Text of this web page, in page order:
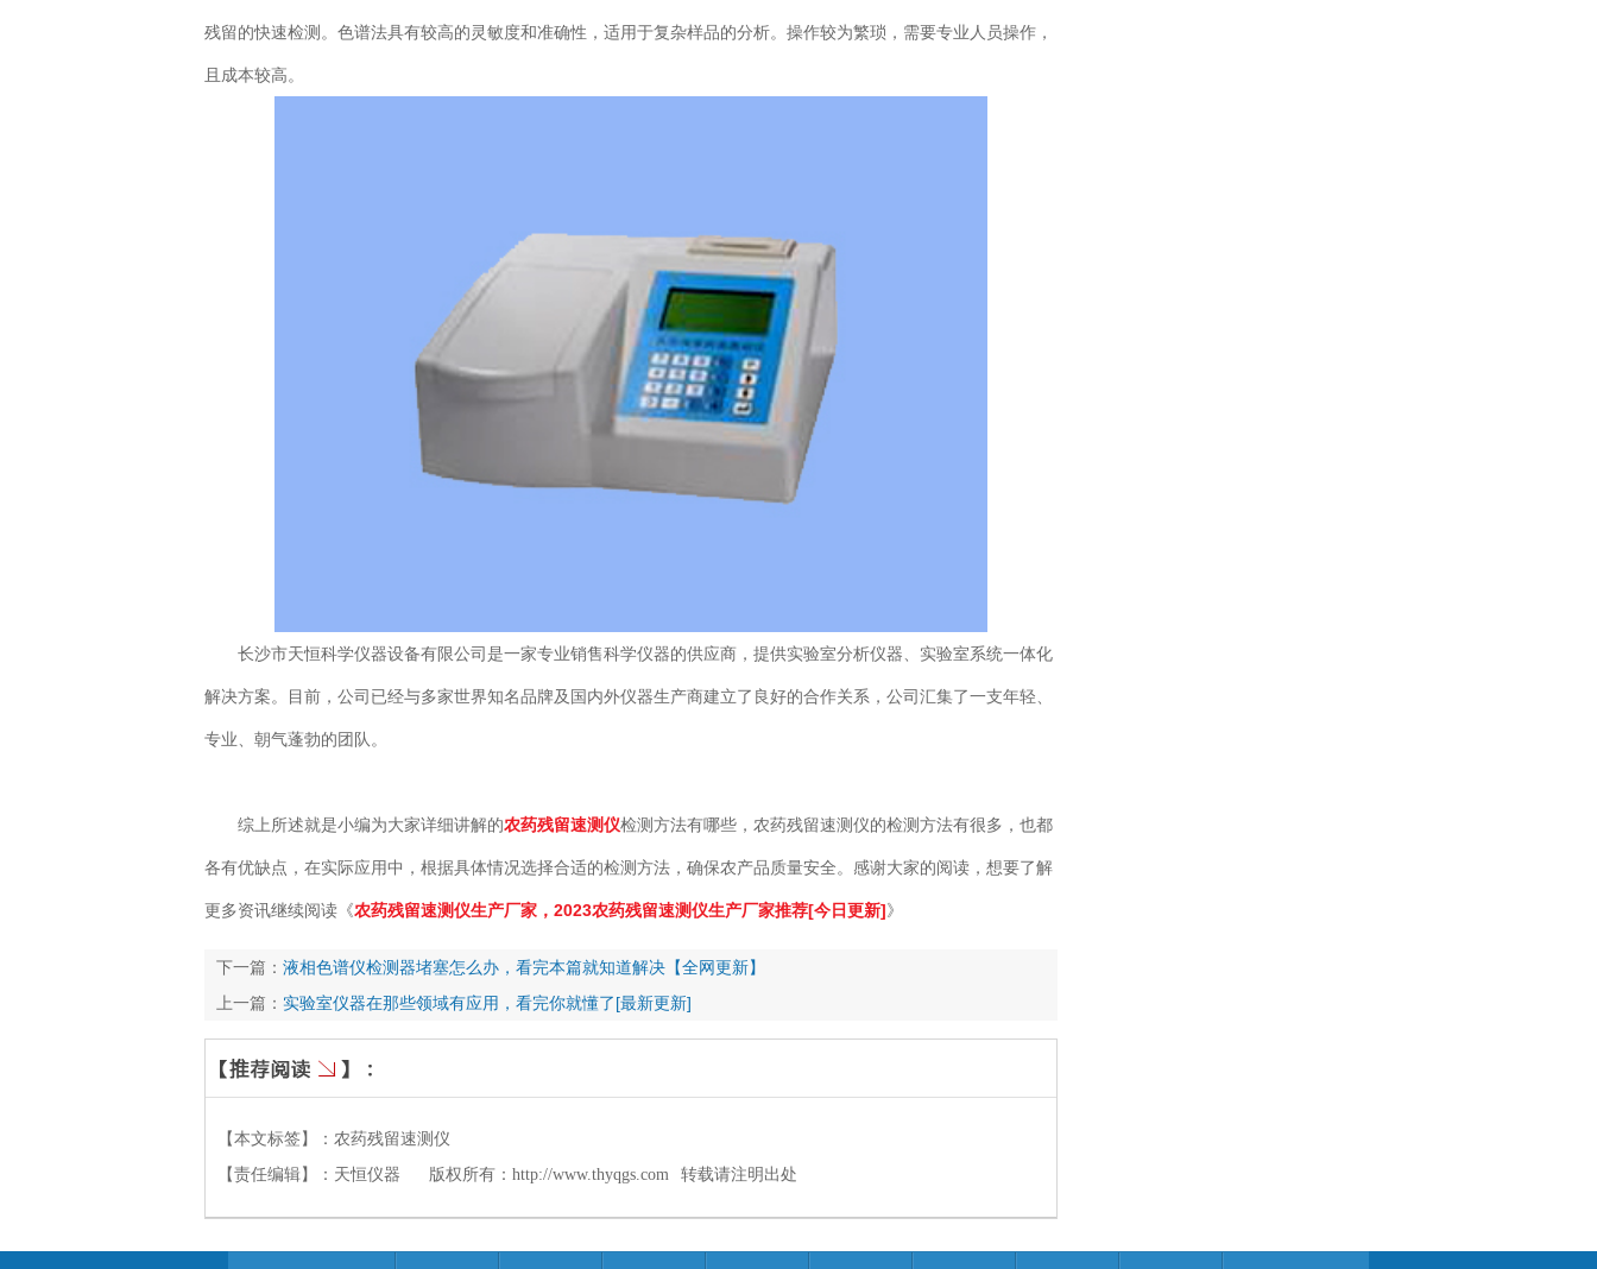
残留的快速检测。色谱法具有较高的灵敏度和准确性，适用于复杂样品的分析。操作较为繁琐，需要专业人员操作，
且成本较高。
长沙市天恒科学仪器设备有限公司是一家专业销售科学仪器的供应商，提供实验室分析仪器、实验室系统一体化
解决方案。目前，公司已经与多家世界知名品牌及国内外仪器生产商建立了良好的合作关系，公司汇集了一支年轻、
专业、朝气蓬勃的团队。
综上所述就是小编为大家详细讲解的农药残留速测仪检测方法有哪些，农药残留速测仪的检测方法有很多，也都
各有优缺点，在实际应用中，根据具体情况选择合适的检测方法，确保农产品质量安全。感谢大家的阅读，想要了解
更多资讯继续阅读《农药残留速测仪生产厂家，2023农药残留速测仪生产厂家推荐[今日更新]》
下一篇： 液相色谱仪检测器堵塞怎么办，看完本篇就知道解决【全网更新】
上一篇： 实验室仪器在那些领域有应用，看完你就懂了[最新更新]
【本文标签】： 农药残留速测仪
【责任编辑】： 天恒仪器 版权所有： http://www.thyqgs.com 转载请注明出处